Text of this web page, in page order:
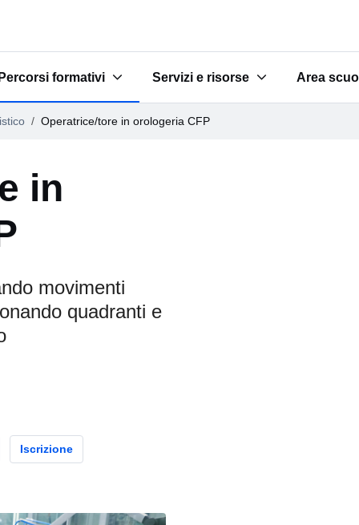
Percorsi formativi
for "Percorsi formativi"
Servizi e risorse
Submenu for "Servizi e risorse"
Area
Submenu
Operatrice/tore in orologeria CFP
in
movimenti
quadranti e
Iscrizione